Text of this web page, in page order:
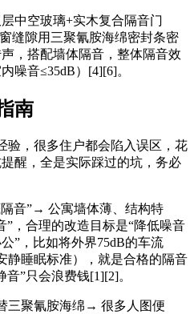
中空玻璃+实木复合隔音门
窗缝隙用三聚氰胺海绵密封条密
，搭配墙体隔音，整体隔音效
噪音≤35dB）[4][6]。
南
验，很多住户都会陷入误区，花
醒，全是实际踩过的坑，务必
音”→ 公寓墙体薄、结构特
”，合理的改造目标是“降低噪音
”，比如将外界75dB的车流
静睡眠标准），就是合格的隔音
”只会浪费钱[1][2]。
三聚氰胺海绵→ 很多人图便